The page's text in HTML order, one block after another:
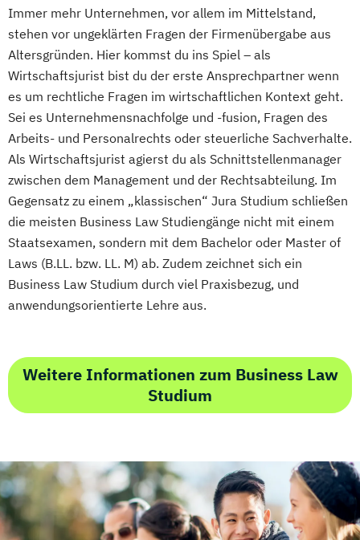
Immer mehr Unternehmen, vor allem im Mittelstand,
stehen vor ungeklärten Fragen der Firmenübergabe aus
Altersgründen. Hier kommst du ins Spiel – als
Wirtschaftsjurist bist du der erste Ansprechpartner wenn
es um rechtliche Fragen im wirtschaftlichen Kontext geht.
Sei es Unternehmensnachfolge und -fusion, Fragen des
Arbeits- und Personalrechts oder steuerliche Sachverhalte.
Als Wirtschaftsjurist agierst du als Schnittstellenmanager
zwischen dem Management und der Rechtsabteilung. Im
Gegensatz zu einem „klassischen“ Jura Studium schließen
die meisten Business Law Studiengänge nicht mit einem
Staatsexamen, sondern mit dem Bachelor oder Master of
Laws (B.LL. bzw. LL. M) ab. Zudem zeichnet sich ein
Business Law Studium durch viel Praxisbezug, und
anwendungsorientierte Lehre aus.
Weitere Informationen zum Business Law
Studium